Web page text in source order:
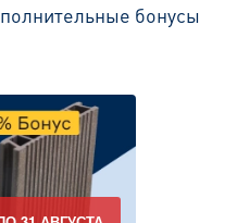
бонусы